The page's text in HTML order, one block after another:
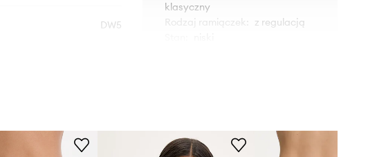
DW5
klasyczny
Rodzaj ramiączek
z regulacją
Usztywnienie miseczki
lekkie
usztywnienie